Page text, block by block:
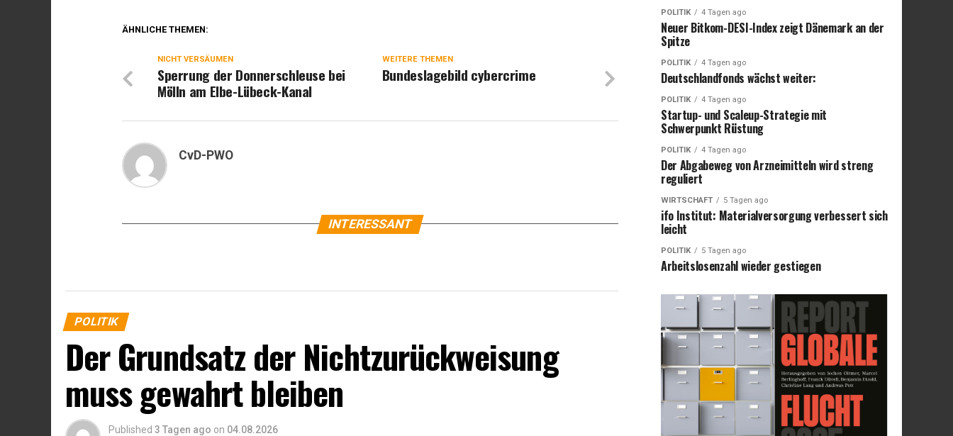
ÄHNLICHE THEMEN:
WEITERE THEMEN
Bundeslagebild cybercrime
NICHT VERSÄUMEN
Sperrung der Donnerschleuse bei
Mölln am Elbe-Lübeck-Kanal
CvD-PWO
INTERESSANT
POLITIK
Der Grundsatz der Nichtzurückweisung
muss gewahrt bleiben
Published 3 Tagen ago on 04.08.2026
POLITIK 4 Tagen ago
Neuer Bitkom-DESI-Index zeigt Dänemark an der
Spitze
POLITIK 4 Tagen ago
Deutschlandfonds wächst weiter:
POLITIK 4 Tagen ago
Startup- und Scaleup-Strategie mit
Schwerpunkt Rüstung
POLITIK 4 Tagen ago
Der Abgabeweg von Arzneimitteln wird streng
reguliert
WIRTSCHAFT 5 Tagen ago
ifo Institut: Materialversorgung verbessert sich
leicht
POLITIK 5 Tagen ago
Arbeitslosenzahl wieder gestiegen